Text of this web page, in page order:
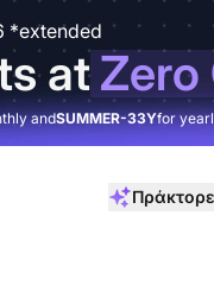
*extended
atZero
andSUMMER-33Yfor